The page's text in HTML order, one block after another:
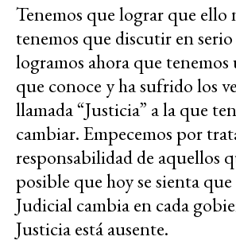
Tenemos que lograr que ello
tenemos que discutir en
logramos ahora que tenemos
que conoce y ha sufrido los
llamada “Justicia” a la que
cambiar. Empecemos por
responsabilidad de aquellos
posible que hoy se sienta
Judicial cambia en cada
Justicia está ausente.